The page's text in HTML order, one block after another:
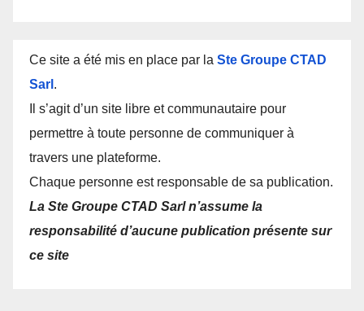
Ce site a été mis en place par la Ste Groupe CTAD
Sarl .
Il s’agit d’un site libre et communautaire pour
permettre à toute personne de communiquer à
travers une plateforme.
Chaque personne est responsable de sa publication.
La Ste Groupe CTAD Sarl n’assume la
responsabilité d’aucune publication présente sur
ce site